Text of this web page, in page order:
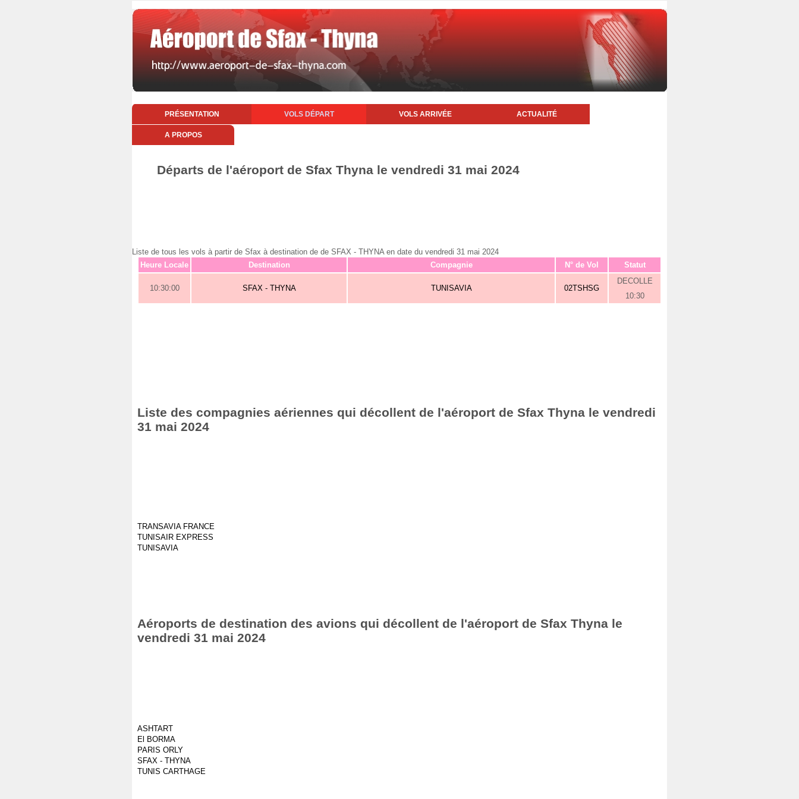
PRÉSENTATION VOLS DÉPART VOLS ARRIVÉE ACTUALITÉ
A PROPOS
Départs de l'aéroport de Sfax Thyna le vendredi 31 mai 2024
Liste de tous les vols à partir de Sfax à destination de de SFAX - THYNA en date du vendredi 31 mai 2024
Heure Locale
Destination Compagnie N° de Vol Statut
10:30:00 SFAX - THYNA TUNISAVIA 02TSHSG
DECOLLE
10:30
Liste des compagnies aériennes qui décollent de l'aéroport de Sfax Thyna le vendredi
31 mai 2024
TRANSAVIA FRANCE
TUNISAIR EXPRESS
TUNISAVIA
Aéroports de destination des avions qui décollent de l'aéroport de Sfax Thyna le
vendredi 31 mai 2024
ASHTART
El BORMA
PARIS ORLY
SFAX - THYNA
TUNIS CARTHAGE